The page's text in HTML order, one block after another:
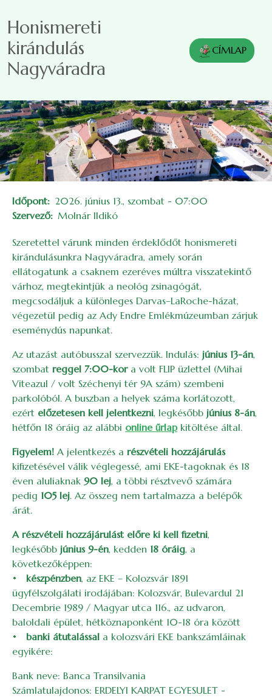
Honismereti
kirándulás
Nagyváradra
CÍMLAP
Időpont
2026. június 13., szombat - 07:00
Szervező Molnár Ildikó
Szeretettel várunk minden érdeklődőt honismereti
kirándulásunkra Nagyváradra, amely során
ellátogatunk a csaknem ezeréves múltra visszatekintő
várhoz, megtekintjük a neológ zsinagógát,
megcsodáljuk a különleges Darvas–LaRoche-házat,
végezetül pedig az Ady Endre Emlékmúzeumban zárjuk
eseménydús napunkat.
Az utazást autóbusszal szervezzük. Indulás: június 13-án,
szombat reggel 7:00-kora volt FLIP üzlettel (Mihai
Viteazul / volt Széchenyi tér 9A szám) szembeni
parkolóból. A buszban a helyek száma korlátozott,
ezért előzetesen kell jelentkezni, legkésőbb június 8-án,
hétfőn 18 óráig az alábbi online űrlapkitöltése által.
Figyelem! A jelentkezés a részvételi hozzájárulás
kifizetésével válik véglegessé, ami EKE-tagoknak és 18
éven aluliaknak 90 lej, a többi résztvevő számára
pedig 105 lej. Az összeg nem tartalmazza a belépők
árát.
A részvételi hozzájárulást előre ki kell fizetni,
legkésőbb június 9-én, kedden 18 óráig, a
következőképpen:
• készpénzben, az EKE – Kolozsvár 1891
ügyfélszolgálati irodájában: Kolozsvár, Bulevardul 21
Decembrie 1989 / Magyar utca 116., az udvaron,
baloldali épület, hétköznaponként 10-18 óra között
• banki átutalással a kolozsvári EKE bankszámláinak
egyikére:
Bank neve: Banca Transilvania
Számlatulajdonos: ERDELYI KARPAT EGYESULET -